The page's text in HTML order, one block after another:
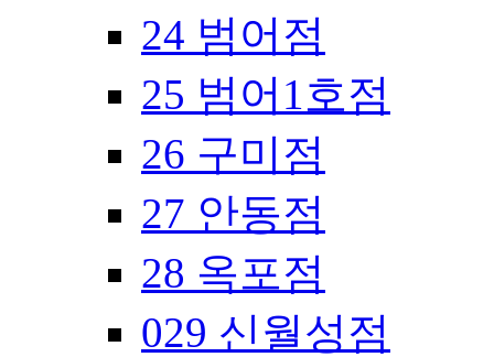
24 범어점
25 범어1호점
26 구미점
27 안동점
28 옥포점
029 신월성점